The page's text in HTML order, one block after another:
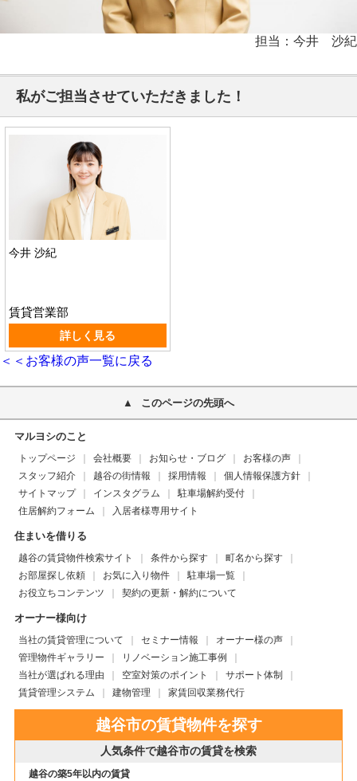
担当：今井 沙紀
私がご担当させていただきました！
今井 沙紀
賃貸営業部
詳しく見る
＜＜お客様の声一覧に戻る
このページの先頭へ
マルヨシのこと
トップページ 会社概要 お知らせ・ブログ
お客様の声
スタッフ紹介
越谷の街情報 採用情報
個人情報保護方針
サイトマップ
インスタグラム
駐車場解約受付
住居解約フォーム
入居者様専用サイト
住まいを借りる
越谷の賃貸物件検索サイト 条件から探す
町名から探す
お部屋探し依頼
お気に入り物件
駐車場一覧
お役立ちコンテンツ
契約の更新・解約について
オーナー様向け
当社の賃貸管理について セミナー情報
オーナー様の声
管理物件ギャラリー
リノベーション施工事例
当社が選ばれる理由
空室対策のポイント
サポート体制
賃貸管理システム
建物管理 家賃回収業務代行
越谷市の賃貸物件を探す
人気条件で越谷市の賃貸を検索
越谷の築5年以内の賃貸